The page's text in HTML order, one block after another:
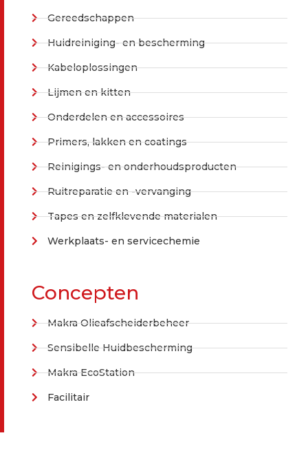
Gereedschappen
Huidreiniging- en bescherming
Kabeloplossingen
Lijmen en kitten
Onderdelen en accessoires
Primers, lakken en coatings
Reinigings- en onderhoudsproducten
Ruitreparatie en -vervanging
Tapes en zelfklevende materialen
Werkplaats- en servicechemie
Concepten
Makra Olieafscheiderbeheer
Sensibelle Huidbescherming
Makra EcoStation
Facilitair